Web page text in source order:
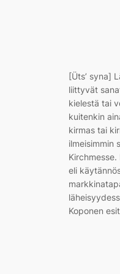
[Üts’ syna]
liittyvät
kielestä tai
kuitenkin
kirmas tai
ilmeisimmin
eli
Koponen